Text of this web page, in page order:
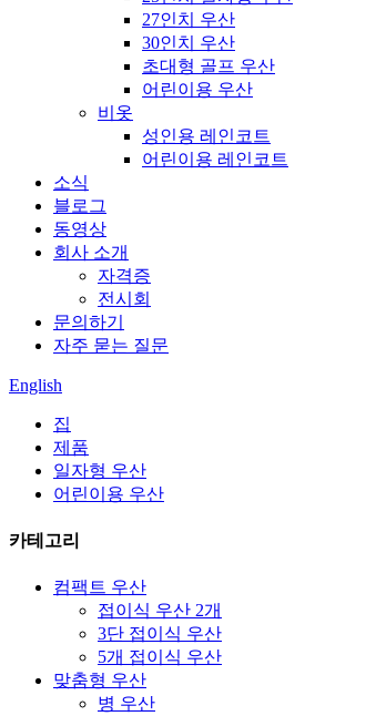
27인치 우산
30인치 우산
초대형 골프 우산
어린이용 우산
비옷
성인용 레인코트
어린이용 레인코트
소식
블로그
동영상
회사 소개
자격증
전시회
문의하기
자주 묻는 질문
English
집
제품
일자형 우산
어린이용 우산
카테고리
컴팩트 우산
접이식 우산 2개
3단 접이식 우산
5개 접이식 우산
맞춤형 우산
병 우산